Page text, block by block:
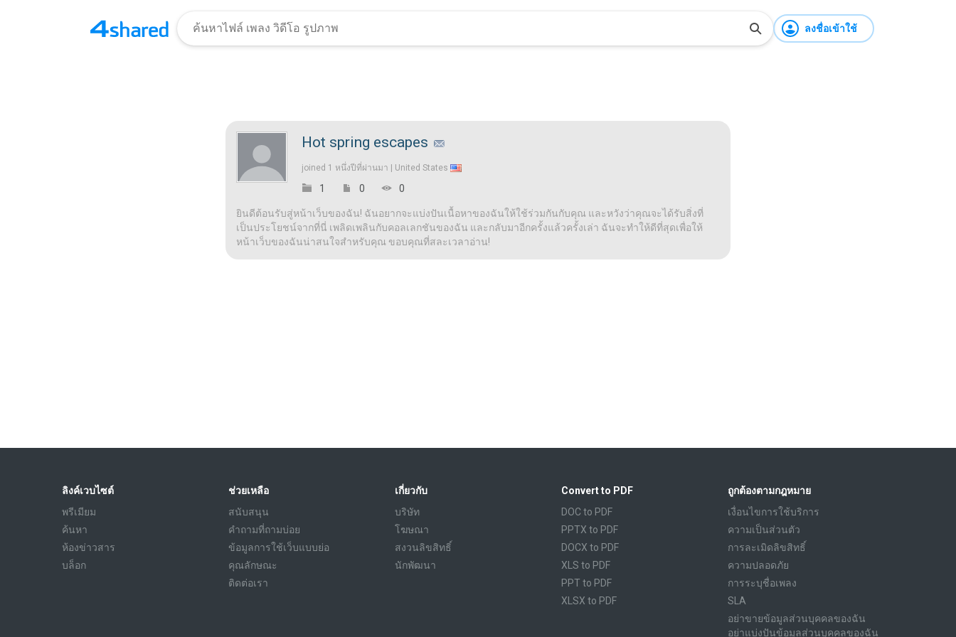
ลงชื่อเข้าใช้
Hot spring escapes
joined 1 หนึ่งปีที่ผ่านมา | United States
1 0 0
ยินดีต้อนรับสู่หน้าเว็บของฉัน! ฉันอยากจะแบ่งปันเนื้อหาของฉันให้ใช้ร่วมกันกับคุณ และหวังว่าคุณจะได้รับสิ่งที่
เป็นประโยชน์จากที่นี่ เพลิดเพลินกับคอลเลกชันของฉัน และกลับมาอีกครั้งแล้วครั้งเล่า ฉันจะทำให้ดีที่สุดเพื่อให้
หน้าเว็บของฉันน่าสนใจสำหรับคุณ ขอบคุณที่สละเวลาอ่าน!
ลิงค์เวบไซต์
พรีเมียม
ค้นหา
ห้องข่าวสาร
บล็อก
ช่วยเหลือ
สนับสนุน
คำถามที่ถามบ่อย
ข้อมูลการใช้เว็บแบบย่อ
คุณลักษณะ
ติดต่อเรา
เกี่ยวกับ
บริษัท
โฆษณา
สงวนลิขสิทธิ์
นักพัฒนา
Convert to PDF
DOC to PDF
PPTX to PDF
DOCX to PDF
XLS to PDF
PPT to PDF
XLSX to PDF
ถูกต้องตามกฎหมาย
เงื่อนไขการใช้บริการ
ความเป็นส่วนตัว
การละเมิดลิขสิทธิ์
ความปลอดภัย
การระบุชื่อเพลง
SLA
อย่าขายข้อมูลส่วนบุคคลของฉัน
อย่าแบ่งปันข้อมูลส่วนบุคคลของฉัน